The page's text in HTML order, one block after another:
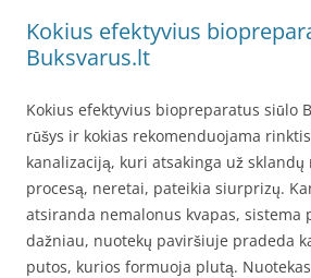
Kokius efektyvius
Buksvarus.lt
Kokius efektyvius biopreparatus siūlo
rūšys ir kokias rekomenduojama
kanalizaciją, kuri atsakinga už sklandų
procesą, neretai, pateikia siurprizų.
atsiranda nemalonus kvapas, sistema
dažniau, nuotekų paviršiuje pradeda
putos, kurios formuoja plutą.